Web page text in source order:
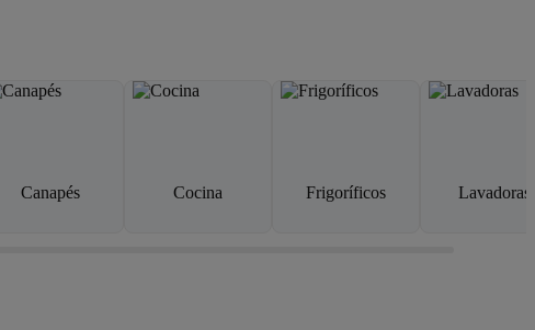
Canapés Cocina Frigoríficos Lavadoras